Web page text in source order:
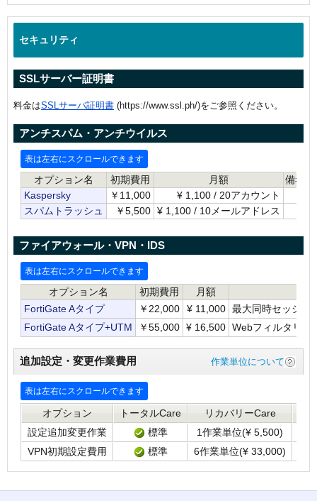
セキュリティ
SSLサーバー証明書
料金はSSLサーバ証明書 (https://www.ssl.ph/)をご参照ください。
アンチスパム・アンチウイルス
オプション名 初期費用 月額
備考
Kaspersky
￥11,000 ¥ 1,100 / 20アカウント
スパムトラッシュ
￥5,500 ¥ 1,100 / 10メールアドレス
ファイアウォール・VPN・IDS
オプション名 初期費用
月額
FortiGate Aタイプ
￥22,000 ¥ 11,000 最大同時セッショ
FortiGate Aタイプ+UTM
￥55,000 ¥ 16,500 Webフィルタリン
追加設定・変更作業費用 作業単位について
オプション トータルCare リカバリーCare
設定追加変更作業
標準 1作業単位(¥ 5,500)
VPN初期設定費用
標準 6作業単位(¥ 33,000)